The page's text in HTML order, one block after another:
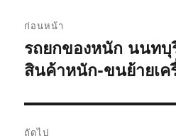
เรื่อง
ก่อนหน้า
เรื่อง
ก่อน
รถยกของหนัก นนท
สินค้าหนัก-ขนย้ายเค
ถัดไป